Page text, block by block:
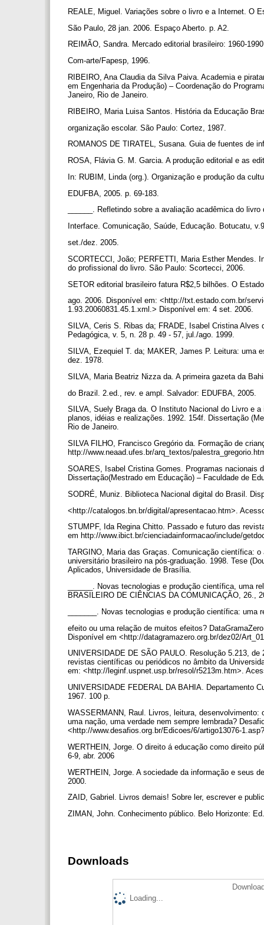
REALE, Miguel. Variações sobre o livro e a Internet. O
São Paulo, 28 jan. 2006. Espaço Aberto. p. A2.
REIMÃO, Sandra. Mercado editorial brasileiro: 1960-
Com-arte/Fapesp, 1996.
RIBEIRO, Ana Claudia da Silva Paiva. Academia e
em Engenharia da Produção) – Coordenação do
Janeiro, Rio de Janeiro.
RIBEIRO, Maria Luisa Santos. História da Educação
organização escolar. São Paulo: Cortez, 1987.
ROMANOS DE TIRATEL, Susana. Guia de fuentes de
ROSA, Flávia G. M. Garcia. A produção editorial e as
In: RUBIM, Linda (org.). Organização e produção da
EDUFBA, 2005. p. 69-183.
______. Refletindo sobre a avaliação acadêmica do
Interface. Comunicação, Saúde, Educação. Botucatu,
set./dez. 2005.
SCORTECCI, João; PERFETTI, Maria Esther Mendes.
do profissional do livro. São Paulo: Scortecci, 2006.
SETOR editorial brasileiro fatura R$2,5 bilhões. O
ago. 2006. Disponível em: <http://txt.estado.com.br/
1.93.20060831.45.1.xml.> Disponível em: 4 set. 2006.
SILVA, Ceris S. Ribas da; FRADE, Isabel Cristina
Pedagógica, v. 5, n. 28 p. 49 - 57, jul./ago. 1999.
SILVA, Ezequiel T. da; MAKER, James P. Leitura: uma
dez. 1978.
SILVA, Maria Beatriz Nizza da. A primeira gazeta da
do Brazil. 2.ed., rev. e ampl. Salvador: EDUFBA, 2005.
SILVA, Suely Braga da. O Instituto Nacional do Livro e
planos, idéias e realizações. 1992. 154f. Dissertação
Rio de Janeiro.
SILVA FILHO, Francisco Gregório da. Formação de
http://www.neaad.ufes.br/arq_textos/
SOARES, Isabel Cristina Gomes. Programas nacionais
Dissertação(Mestrado em Educação) – Faculdade de
SODRÉ, Muniz. Biblioteca Nacional digital do Brasil.
<http://catalogos.bn.br/digital/apresentacao.htm>.
STUMPF, Ida Regina Chitto. Passado e futuro das
em http://www.ibict.br/cienciadainformacao/include/
TARGINO, Maria das Graças. Comunicação científica:
universitário brasileiro na pós-graduação. 1998. Tese
Aplicados, Universidade de Brasília.
______. Novas tecnologias e produção científica, uma
BRASILEIRO DE CIÊNCIAS DA COMUNICAÇÃO,
_______. Novas tecnologias e produção científica: uma
efeito ou uma relação de muitos efeitos?
Disponível em <http://datagramazero.org.br/dez02/
UNIVERSIDADE DE SÃO PAULO. Resolução 5.213,
revistas científicas ou periódicos no âmbito da
em: <http://leginf.uspnet.usp.br/resol/r5213m.htm>.
UNIVERSIDADE FEDERAL DA BAHIA. Departamento
1967. 100 p.
WASSERMANN, Raul. Livros, leitura,
uma nação, uma verdade nem sempre lembrada?
<http://www.desafios.org.br/Edicoes/6/artigo13076-
WERTHEIN, Jorge. O direito á educação como direito
6-9, abr. 2006
WERTHEIN, Jorge. A sociedade da informação e seus
2000.
ZAID, Gabriel. Livros demais! Sobre ler, escrever e
ZIMAN, John. Conhecimento público. Belo Horizonte:
Downloads
Loading...